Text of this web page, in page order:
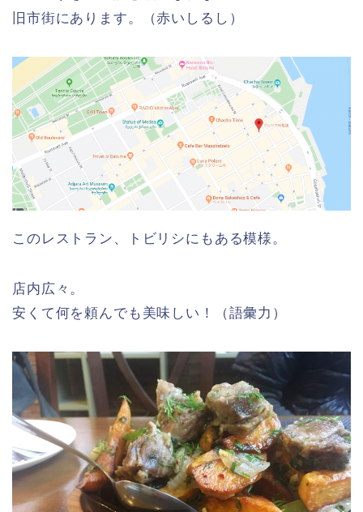
旧市街にあります。（赤いしるし）
このレストラン、トビリシにもある模様。
店内広々。
安くて何を頼んでも美味しい！（語彙力）